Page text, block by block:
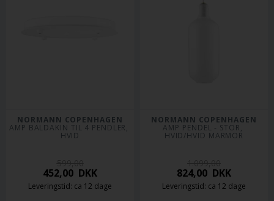
NORMANN COPENHAGEN
AMP BALDAKIN TIL 4 PENDLER,
HVID
452,00 DKK
Leveringstid: ca 12 dage
NORMANN COPENHAGEN
AMP PENDEL - STOR,
HVID/HVID MARMOR
824,00 DKK
Leveringstid: ca 12 dage